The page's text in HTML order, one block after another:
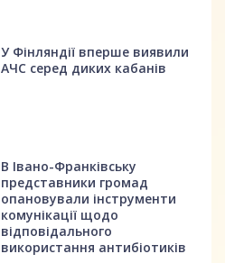
У Фінляндії вперше виявили
АЧС серед диких кабанів
В Івано-Франківську
представники громад
опановували інструменти
комунікації щодо
відповідального
використання антибіотиків